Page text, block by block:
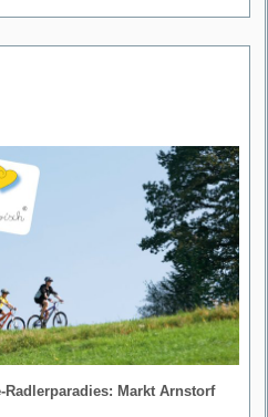
Radlerparadies: Markt Arnstorf